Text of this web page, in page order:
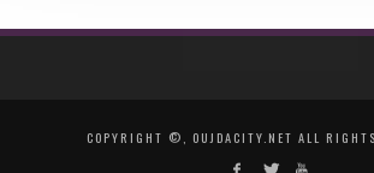
COPYRIGHT ©, OUJDACITY.NET ALL